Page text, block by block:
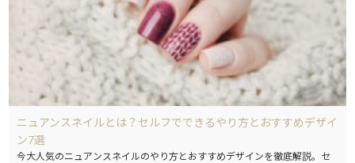
ニュアンスネイルとは？セルフでできるやり方とおすすめデザイ
ン7選
今大人気のニュアンスネイルのやり方とおすすめデザインを徹底解説。セ